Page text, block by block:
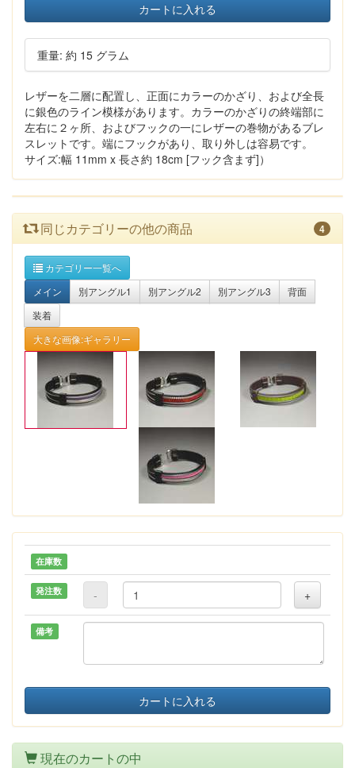
カートに入れる
重量: 約 15 グラム
レザーを二層に配置し、正面にカラーのかざり、および全長
に銀色のライン模様があります。カラーのかざりの終端部に
左右に２ヶ所、およびフックの一にレザーの巻物があるブレ
スレットです。端にフックがあり、取り外しは容易です。
サイズ:幅 11mm x 長さ約 18cm [フック含まず]）
同じカテゴリーの他の商品 4
カテゴリー一覧へ
メイン
別アングル1 別アングル2 別アングル3
背面
装着
大きな画像:ギャラリー
在庫数
発注数 - +
備考
カートに入れる
現在のカートの中